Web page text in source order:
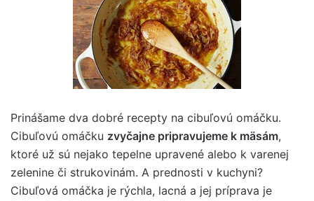
Prinášame dva dobré recepty na cibuľovú omáčku.
Cibuľovú omáčku zvyčajne pripravujeme k mäsám,
ktoré už sú nejako tepelne upravené alebo k varenej
zelenine či strukovinám. A prednosti v kuchyni?
Cibuľová omáčka je rýchla, lacná a jej príprava je